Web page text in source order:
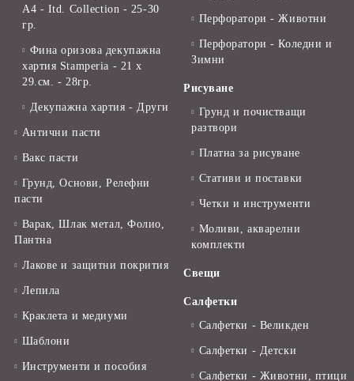
А4 - Itd. Collection - 25-30
гр.
Фина оризова декупажна
хартия Stamperia - 21 х
29.см. - 28гр.
Декупажна хартия - Други
Антични пасти
Вакс пасти
Грунд, Основи, Релефни
пасти
Варак, Шлак метал, Фолио,
Пантна
Лакове и защитни покрития
Лепила
Краклета и медиуми
Шаблони
Инструменти и пособия
Перфоратори - Животни
Перфоратори - Коледни и
Зимни
Рисуване
Грунд и почистващи
разтвори
Платна за рисуване
Стативи и поставки
Четки и инструменти
Моливи, акварелни
комплекти
Свещи
Салфетки
Салфетки - Великден
Салфетки - Детски
Салфетки - Животни, птици